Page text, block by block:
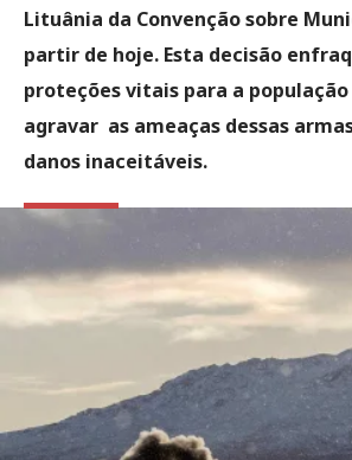
Lituânia da Convenção sobre
partir de hoje. Esta decisão
proteções vitais para a
agravar as ameaças dessas
danos inaceitáveis.